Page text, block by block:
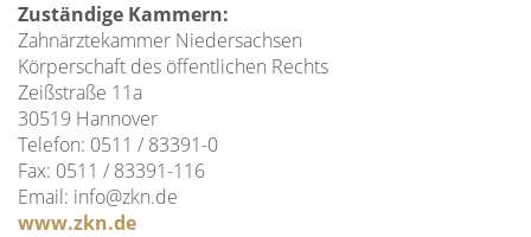
Zuständige Kammern:
Zahnärztekammer Niedersachsen
Körperschaft des öffentlichen Rechts
Zeißstraße 11a
30519 Hannover
Telefon: 0511 / 83391-0
Fax: 0511 / 83391-116
Email: info@zkn.de
www.zkn.de